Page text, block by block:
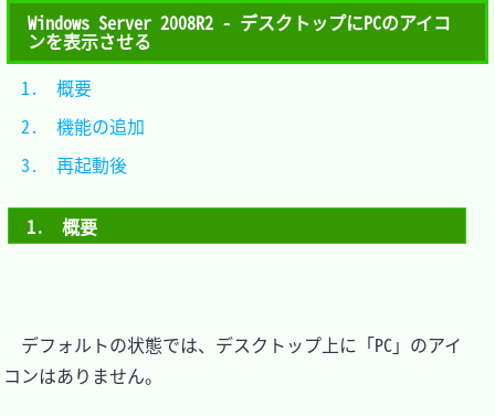
Windows Server 2008R2 - デスクトップにPCのアイコ
ンを表示させる
1.　概要
デフォルトの状態では、デスクトップ上に「PC」のアイ
コンはありません。